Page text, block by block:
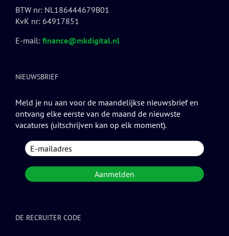
BTW nr: NL186444679B01
KvK nr: 64917851
E-mail: finance@mkdigital.nl
NIEUWSBRIEF
Meld je nu aan voor de maandelijkse nieuwsbrief en
ontvang elke eerste van de maand de nieuwste
vacatures (uitschrijven kan op elk moment).
DE RECRUITER CODE